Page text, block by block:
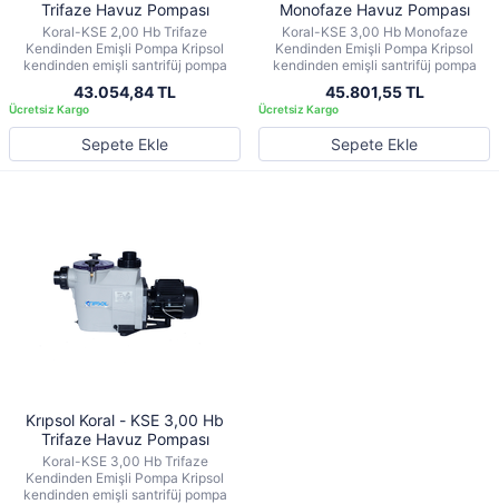
Trifaze Havuz Pompası
Koral-KSE 2,00 Hb Trifaze
Kendinden Emişli Pompa Kripsol
kendinden emişli santrifüj pompa
43.054,84 TL
Sepete Ekle
Monofaze Havuz Pompası
Koral-KSE 3,00 Hb Monofaze
Kendinden Emişli Pompa Kripsol
kendinden emişli santrifüj pompa
45.801,55 TL
Sepete Ekle
Krıpsol Koral - KSE 3,00 Hb
Trifaze Havuz Pompası
Koral-KSE 3,00 Hb Trifaze
Kendinden Emişli Pompa Kripsol
kendinden emişli santrifüj pompa